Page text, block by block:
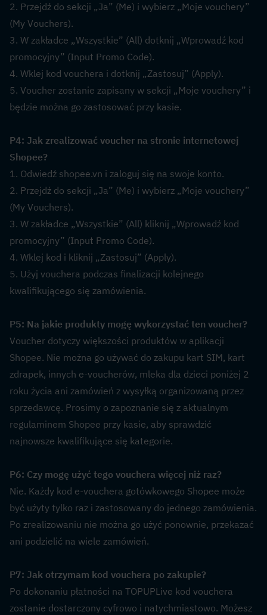
2. Przejdź do sekcji „Ja” (Me) i wybierz „Moje vouchery”
(My Vouchers).
3. W zakładce „Wszystkie” (All) dotknij „Wprowadź kod
promocyjny” (Input Promo Code).
4. Wklej kod vouchera i dotknij „Zastosuj” (Apply).
5. Voucher zostanie zapisany w sekcji „Moje vouchery” i
będzie można go zastosować przy kasie.
P4: Jak zrealizować voucher na stronie internetowej
Shopee?
1. Odwiedź shopee.vn i zaloguj się na swoje konto.
2. Przejdź do sekcji „Ja” (Me) i wybierz „Moje vouchery”
(My Vouchers).
3. W zakładce „Wszystkie” (All) kliknij „Wprowadź kod
promocyjny” (Input Promo Code).
4. Wklej kod i kliknij „Zastosuj” (Apply).
5. Użyj vouchera podczas finalizacji kolejnego
kwalifikującego się zamówienia.
P5: Na jakie produkty mogę wykorzystać ten voucher?
Voucher dotyczy większości produktów w aplikacji
Shopee. Nie można go używać do zakupu kart SIM, kart
zdrapek, innych e-voucherów, mleka dla dzieci poniżej 2
roku życia ani zamówień z wysyłką organizowaną przez
sprzedawcę. Prosimy o zapoznanie się z aktualnym
regulaminem Shopee przy kasie, aby sprawdzić
najnowsze kwalifikujące się kategorie.
P6: Czy mogę użyć tego vouchera więcej niż raz?
Nie. Każdy kod e-vouchera gotówkowego Shopee może
być użyty tylko raz i zastosowany do jednego zamówienia.
Po zrealizowaniu nie można go użyć ponownie, przekazać
ani podzielić na wiele zamówień.
P7: Jak otrzymam kod vouchera po zakupie?
Po dokonaniu płatności na TOPUPLive kod vouchera
zostanie dostarczony cyfrowo i natychmiastowo. Możesz